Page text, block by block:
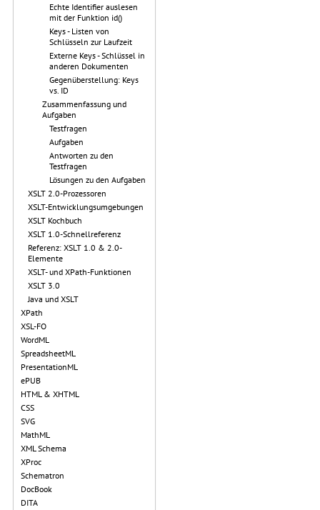
Echte Identifier auslesen
mit der Funktion id()
Keys - Listen von
Schlüsseln zur Laufzeit
Externe Keys - Schlüssel in
anderen Dokumenten
Gegenüberstellung: Keys
vs. ID
Zusammenfassung und
Aufgaben
Testfragen
Aufgaben
Antworten zu den
Testfragen
Lösungen zu den Aufgaben
XSLT 2.0-Prozessoren
XSLT-Entwicklungsumgebungen
XSLT Kochbuch
XSLT 1.0-Schnellreferenz
Referenz: XSLT 1.0 & 2.0-
Elemente
XSLT- und XPath-Funktionen
XSLT 3.0
Java und XSLT
XPath
XSL-FO
WordML
SpreadsheetML
PresentationML
ePUB
HTML & XHTML
CSS
SVG
MathML
XML Schema
XProc
Schematron
DocBook
DITA